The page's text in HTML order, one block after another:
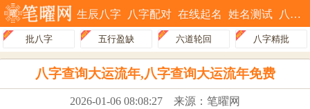
生辰八字 八字配对 在线起名 姓名测试 八字排盘
批八字 五行盈缺 六道轮回 八字精批
八字查询大运流年,八字查询大运流年免费
2026-01-06 08:08:27 来源：笔曜网